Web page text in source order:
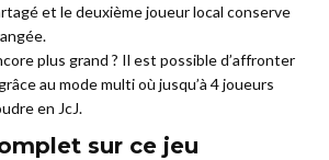
et le deuxième joueur local conserve
plus grand ? Il est possible d’affronter
au mode multi où jusqu’à 4 joueurs
en JcJ.
sur ce jeu